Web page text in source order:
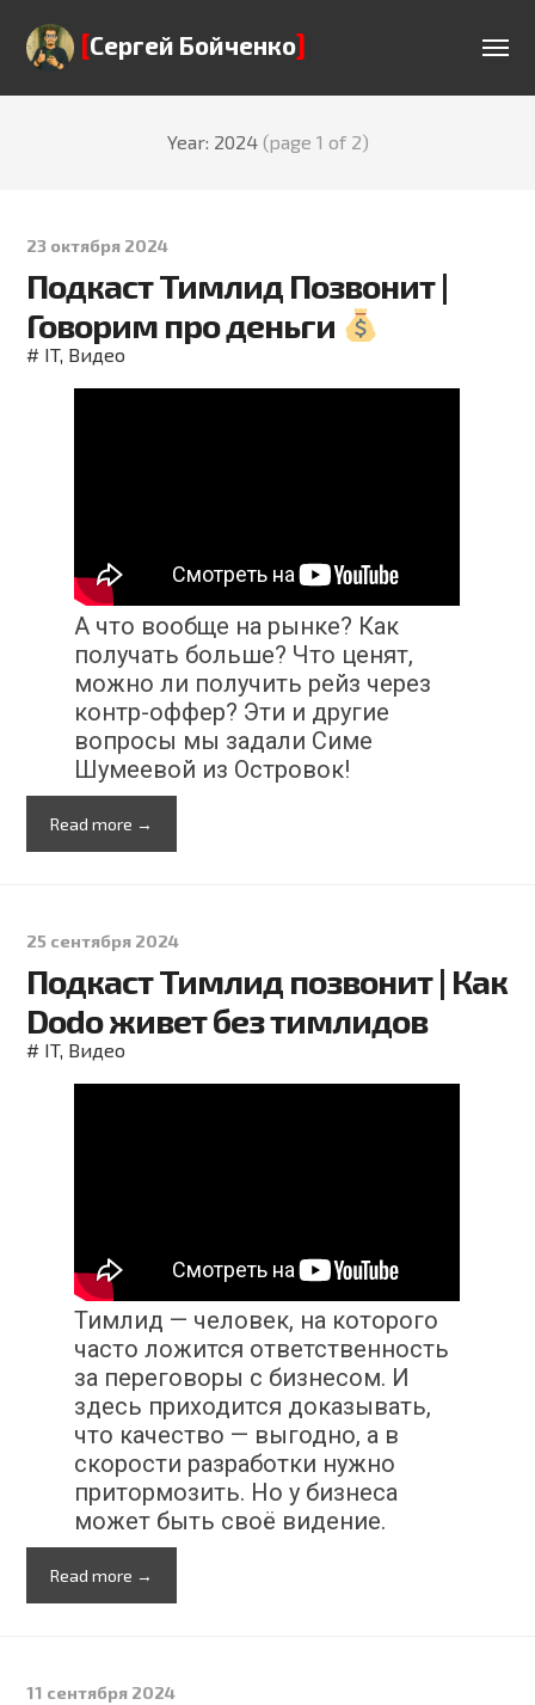
[Сергей Бойченко]
Year: 2024 (page 1 of 2)
23 октября 2024
Подкаст Тимлид Позвонит |
Говорим про деньги
# IT, Видео
А что вообще на рынке? Как
получать больше? Что ценят,
можно ли получить рейз через
контр-оффер? Эти и другие
вопросы мы задали Симе
Шумеевой из Островок!
Read more →
25 сентября 2024
Подкаст Тимлид позвонит | Как
Dodo живет без тимлидов
# IT, Видео
Тимлид — человек, на которого
часто ложится ответственность
за переговоры с бизнесом. И
здесь приходится доказывать,
что качество — выгодно, а в
скорости разработки нужно
притормозить. Но у бизнеса
может быть своё видение.
Read more →
11 сентября 2024